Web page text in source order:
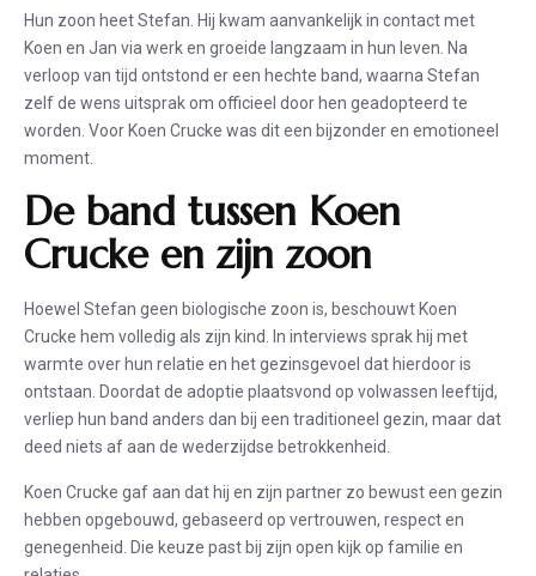
Hun zoon heet Stefan. Hij kwam aanvankelijk in contact met
Koen en Jan via werk en groeide langzaam in hun leven. Na
verloop van tijd ontstond er een hechte band, waarna Stefan
zelf de wens uitsprak om officieel door hen geadopteerd te
worden. Voor Koen Crucke was dit een bijzonder en emotioneel
moment.
De band tussen Koen
Crucke en zijn zoon
Hoewel Stefan geen biologische zoon is, beschouwt Koen
Crucke hem volledig als zijn kind. In interviews sprak hij met
warmte over hun relatie en het gezinsgevoel dat hierdoor is
ontstaan. Doordat de adoptie plaatsvond op volwassen leeftijd,
verliep hun band anders dan bij een traditioneel gezin, maar dat
deed niets af aan de wederzijdse betrokkenheid.
Koen Crucke gaf aan dat hij en zijn partner zo bewust een gezin
hebben opgebouwd, gebaseerd op vertrouwen, respect en
genegenheid. Die keuze past bij zijn open kijk op familie en